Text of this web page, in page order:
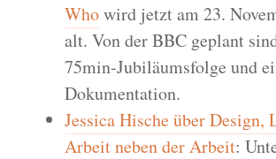
Whowird jetzt am 23.
alt. Von der BBC geplant
75min-Jubiläumsfolge und
Dokumentation.
Jessica Hische über Design,
Arbeit neben der Arbeit: